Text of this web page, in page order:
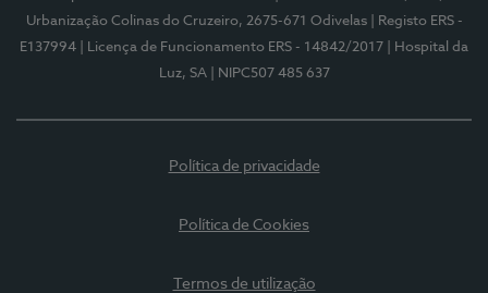
Urbanização Colinas do Cruzeiro, 2675-671 Odivelas
| Registo ERS -
E137994
| Licença de Funcionamento ERS - 14842/2017
| Hospital da
Luz, SA
| NIPC507 485 637
Política de privacidade
Política de Cookies
Termos de utilização